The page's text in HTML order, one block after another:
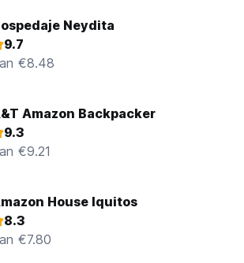
Neydita
9.7
€8.48
Amazon Backpacker
9.3
€9.21
House Iquitos
8.3
€7.80